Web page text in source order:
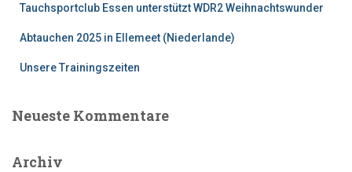
Tauchsportclub Essen unterstützt WDR2 Weihnachtswunder
Abtauchen 2025 in Ellemeet (Niederlande)
Unsere Trainingszeiten
Neueste Kommentare
Archiv